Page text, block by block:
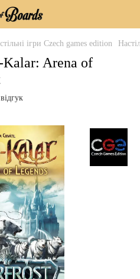
ігри Czech games edition
Kalar: Arena of